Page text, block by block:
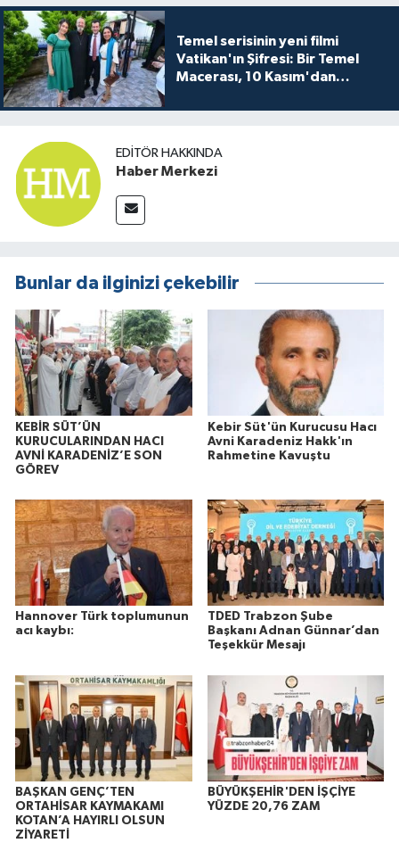
Temel serisinin yeni filmi
Vatikan'ın Şifresi: Bir Temel
Macerası, 10 Kasım'dan
buluşuyo
EDITÖR HAKKINDA
Haber Merkezi
Bunlar da ilginizi çekebilir
KEBİR SÜT’ÜN
KURUCULARINDAN HACI
AVNİ KARADENİZ’E SON
GÖREV
Kebir Süt'ün Kurucusu Hacı
Avni Karadeniz Hakk'ın
Rahmetine Kavuştu
Hannover Türk toplumunun
acı kaybı:
TDED Trabzon Şube
Başkanı Adnan Günnar’dan
Teşekkür Mesajı
BAŞKAN GENÇ’TEN
ORTAHİSAR KAYMAKAMI
KOTAN’A HAYIRLI OLSUN
ZİYARETİ
BÜYÜKŞEHİR'DEN İŞÇİYE
YÜZDE 20,76 ZAM